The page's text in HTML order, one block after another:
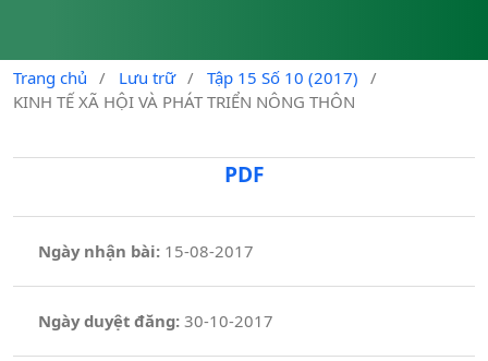
Trang chủ / Lưu trữ / Tập 15 Số 10 (2017)
/
KINH TẾ XÃ HỘI VÀ PHÁT TRIỂN NÔNG THÔN
PDF
Ngày nhận bài: 15-08-2017
Ngày duyệt đăng:30-10-2017